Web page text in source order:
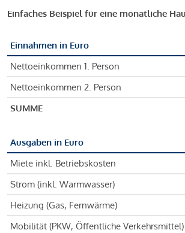
Einfaches Beispiel für eine monatliche
Einnahmen in Euro
Nettoeinkommen 1. Person
Nettoeinkommen 2. Person
SUMME
Ausgaben in Euro
Miete inkl. Betriebskosten
Strom (inkl. Warmwasser)
Heizung (Gas, Fernwärme)
Mobilität (PKW, Öffentliche Verkehrsmittel)